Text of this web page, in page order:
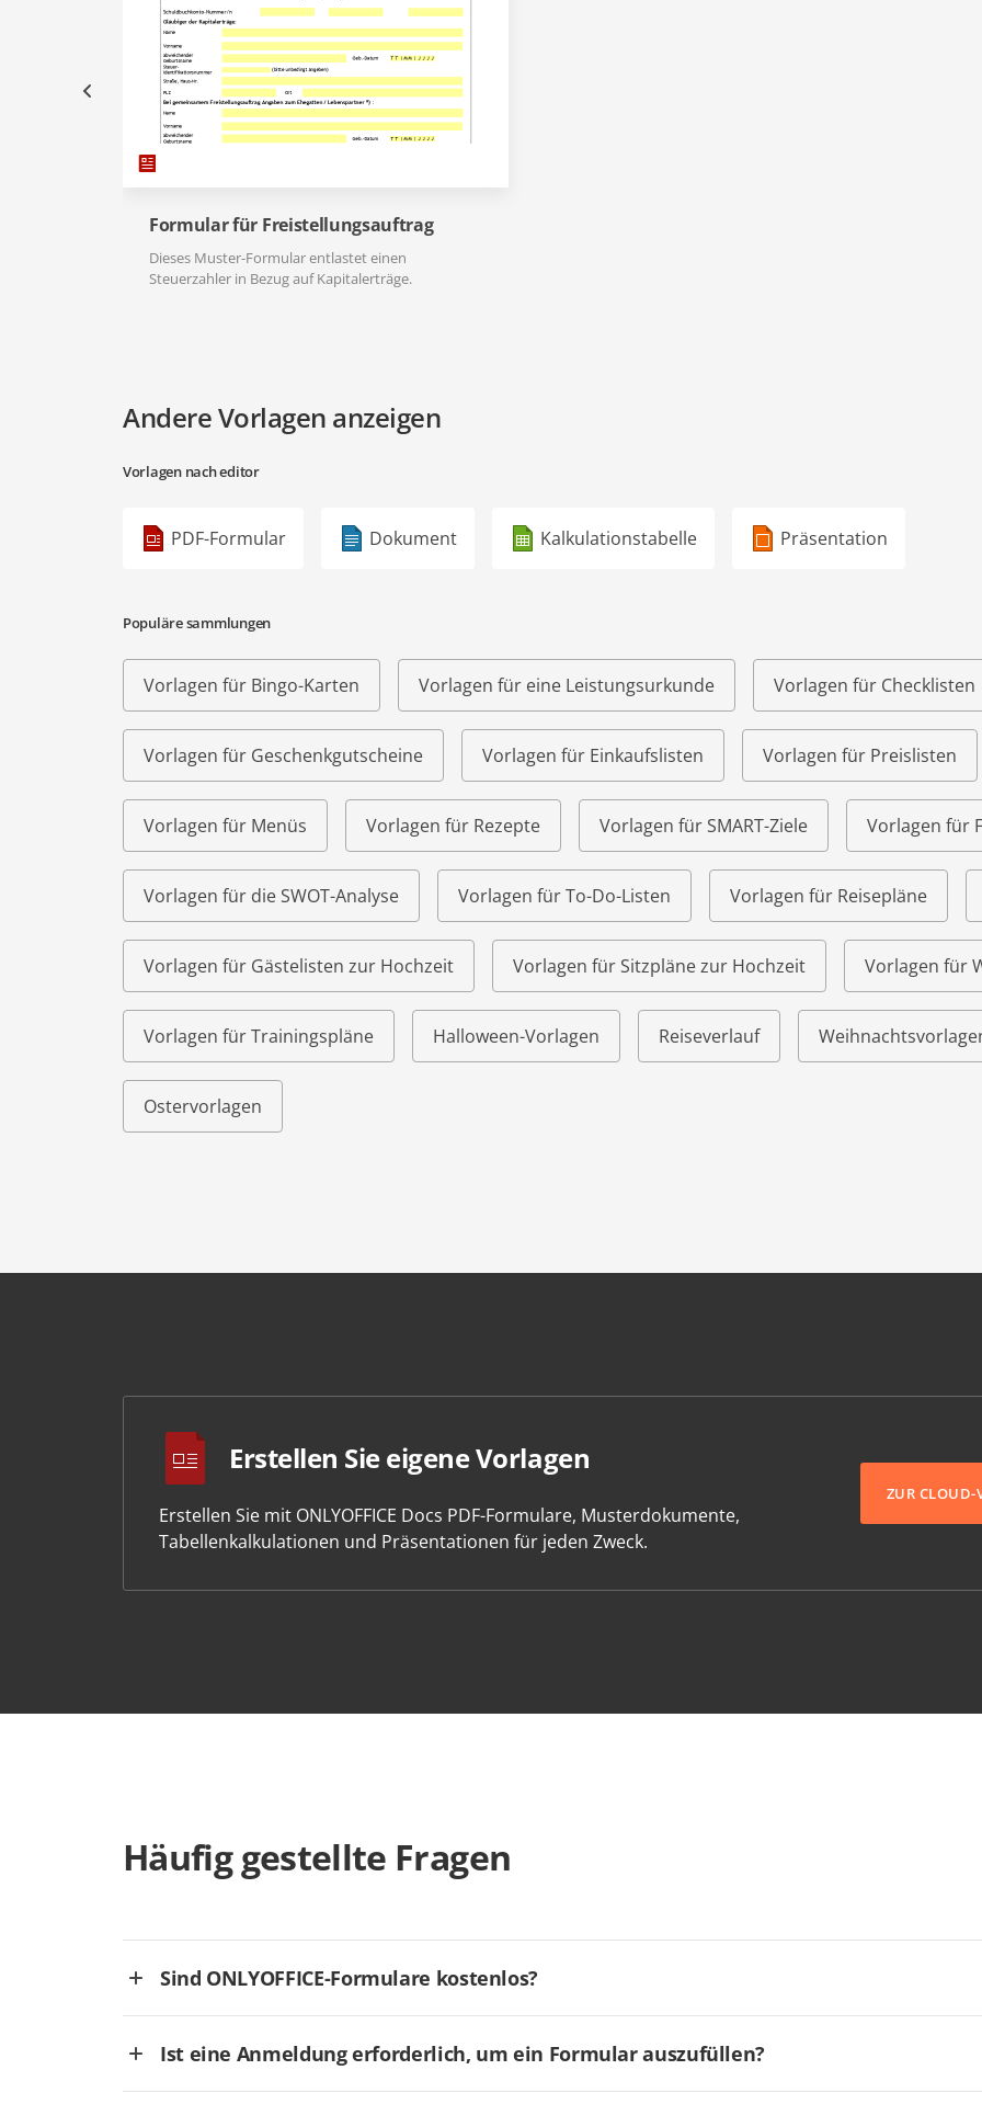
Formular für Freistellungsauftrag
Dieses Muster-Formular entlastet einen
Steuerzahler in Bezug auf Kapitalerträge.
Andere Vorlagen anzeigen
Vorlagen nach editor
PDF-Formular Dokument Kalkulationstabelle Präsentation
Populäre sammlungen
Vorlagen für Bingo-Karten Vorlagen für eine Leistungsurkunde Vorlagen für Checklisten
Vorlagen für Geschenkgutscheine Vorlagen für Einkaufslisten Vorlagen für Preislisten
Vorlagen für Menüs Vorlagen für Rezepte Vorlagen für SMART-Ziele Vorlagen für
Vorlagen für die SWOT-Analyse Vorlagen für To-Do-Listen Vorlagen für Reisepläne
Vorlagen für Gästelisten zur Hochzeit Vorlagen für Sitzpläne zur Hochzeit Vorlagen für
Vorlagen für Trainingspläne Halloween-Vorlagen Reiseverlauf
Ostervorlagen
Erstellen Sie eigene Vorlagen
Erstellen Sie mit ONLYOFFICE Docs PDF-Formulare, Musterdokumente,
Tabellenkalkulationen und Präsentationen für jeden Zweck.
ZUR CLOUD-
Häufig gestellte Fragen
Sind ONLYOFFICE-Formulare kostenlos?
Ist eine Anmeldung erforderlich, um ein Formular auszufüllen?